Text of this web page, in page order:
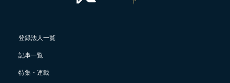
登録法人一覧
記事一覧
特集・連載